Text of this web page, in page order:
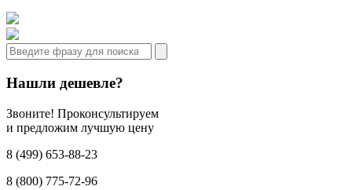
Нашли дешевле?
Звоните! Проконсультируем
и предложим лучшую цену
8 (499) 653-88-23
8 (800) 775-72-96